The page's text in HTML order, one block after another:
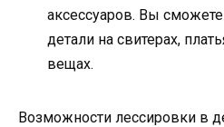
аксессуаров. Вы
детали на свитерах,
вещах.
Возможности лессировки в